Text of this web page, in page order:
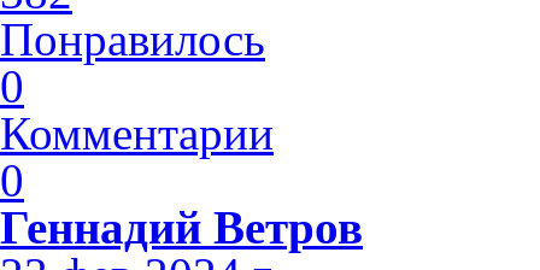
Понравилось
0
Комментарии
0
Геннадий Ветров